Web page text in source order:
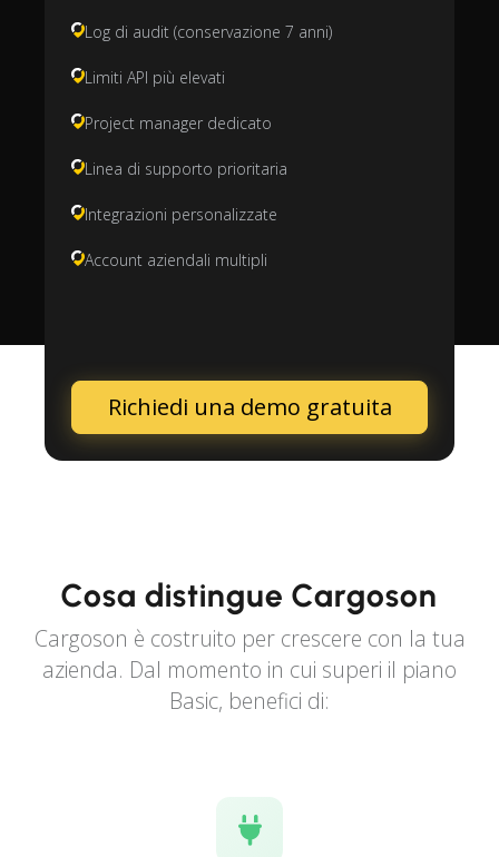
Log di audit (conservazione 7 anni)
Limiti API più elevati
Project manager dedicato
Linea di supporto prioritaria
Integrazioni personalizzate
Account aziendali multipli
Richiedi una demo gratuita
Cosa distingue Cargoson
Cargoson è costruito per crescere con la tua
azienda. Dal momento in cui superi il piano
Basic, benefici di: